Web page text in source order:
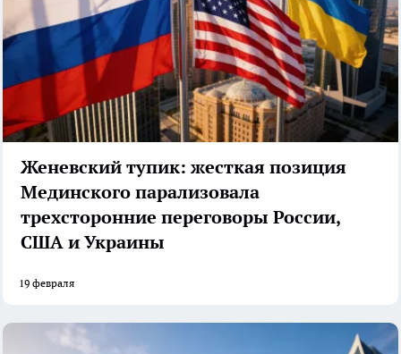
Женевский тупик: жесткая позиция
Мединского парализовала
трехсторонние переговоры России,
США и Украины
19 февраля